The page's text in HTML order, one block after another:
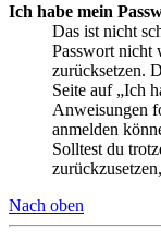
Ich habe mein
Das ist nicht
Passwort nicht
zurücksetzen.
Seite auf „Ich
Anweisungen
anmelden
Solltest du
Nach oben